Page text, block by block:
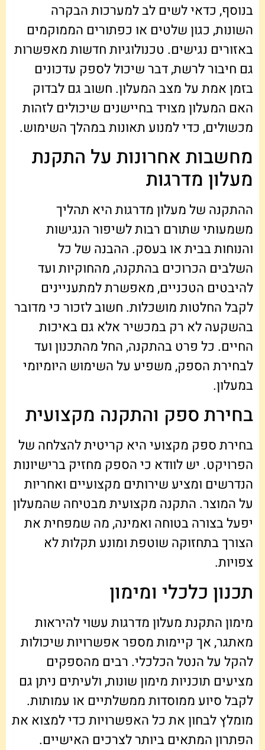
בנוסף, כדאי לשים לב למערכות הבקרה
השונות, כגון שלטים או כפתורים הממוקמים
באזורים נגישים. טכנולוגיות חדשות מאפשרות
גם חיבור לרשת, דבר שיכול לספק עדכונים
בזמן אמת על מצב המעלון. חשוב גם לבדוק
האם המעלון מצויד בחיישנים שיכולים לזהות
מכשולים, כדי למנוע תאונות במהלך השימוש.
מחשבות אחרונות על התקנת
מעלון מדרגות
ההתקנה של מעלון מדרגות היא תהליך
משמעותי שתורם רבות לשיפור הנגישות
והנוחות בבית או בעסק. ההבנה של כל
השלבים הכרוכים בהתקנה, מהחוקיות ועד
להיבטים הטכניים, מאפשרת למתעניינים
לקבל החלטות מושכלות. חשוב לזכור כי מדובר
בהשקעה לא רק במכשיר אלא גם באיכות
החיים. כל פרט בהתקנה, החל מהתכנון ועד
לבחירת הספק, משפיע על השימוש היומיומי
במעלון.
בחירת ספק והתקנה מקצועית
בחירת ספק מקצועי היא קריטית להצלחה של
הפרויקט. יש לוודא כי הספק מחזיק ברישיונות
הנדרשים ומציע שירותים מקצועיים ואחריות
על המוצר. התקנה מקצועית מבטיחה שהמעלון
יפעל בצורה בטוחה ואמינה, מה שמפחית את
הצורך בתחזוקה שוטפת ומונע תקלות לא
צפויות.
תכנון כלכלי ומימון
מימון התקנת מעלון מדרגות עשוי להיראות
מאתגר, אך קיימות מספר אפשרויות שיכולות
להקל על הנטל הכלכלי. רבים מהספקים
מציעים תוכניות מימון שונות, ולעיתים ניתן גם
לקבל סיוע ממוסדות ממשלתיים או עמותות.
מומלץ לבחון את כל האפשרויות כדי למצוא את
הפתרון המתאים ביותר לצרכים האישיים.